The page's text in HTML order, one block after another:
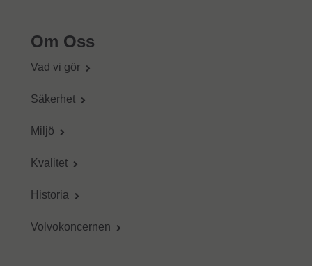
Om Oss
Vad vi gör
Säkerhet
Miljö
Kvalitet
Historia
Volvokoncernen